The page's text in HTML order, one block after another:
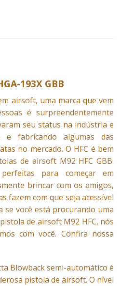
193X GBB
airsoft, uma marca que vem
é surpreendentemente
seu status na indústria e
e fabricando algumas das
no mercado. O HFC é bem
de airsoft M92 HFC GBB.
para começar em
brincar com os amigos,
fazem com que seja acessível
se você está procurando uma
de airsoft M92 HFC, nós
com você. Confira nossa
Blowback semi-automático é
pistola de airsoft. O nível